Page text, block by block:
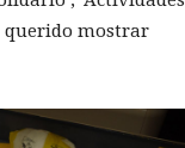
querido mostrar